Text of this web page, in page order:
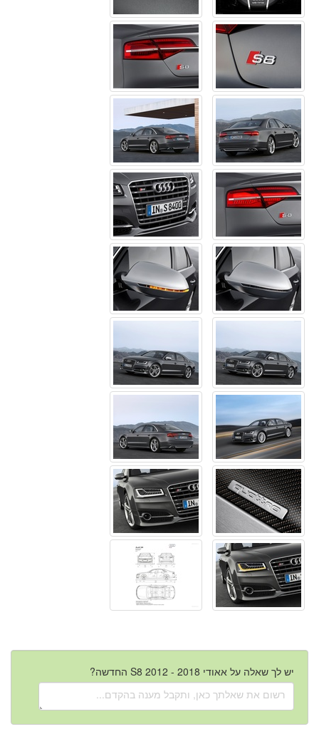
יש לך שאלה על אאודי S8 2012 - 2018 החדשה?